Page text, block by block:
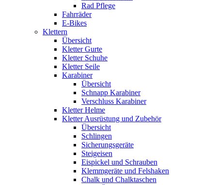
Rad Pflege
Fahrräder
E-Bikes
Klettern
Übersicht
Kletter Gurte
Kletter Schuhe
Kletter Seile
Karabiner
Übersicht
Schnapp Karabiner
Verschluss Karabiner
Kletter Helme
Kletter Ausrüstung und Zubehör
Übersicht
Schlingen
Sicherungsgeräte
Steigeisen
Eispickel und Schrauben
Klemmgeräte und Felshaken
Chalk und Chalktaschen